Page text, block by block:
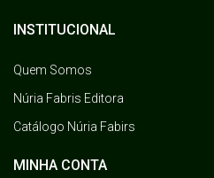
INSTITUCIONAL
Quem Somos
Núria Fabris Editora
Catálogo Núria Fabirs
MINHA CONTA